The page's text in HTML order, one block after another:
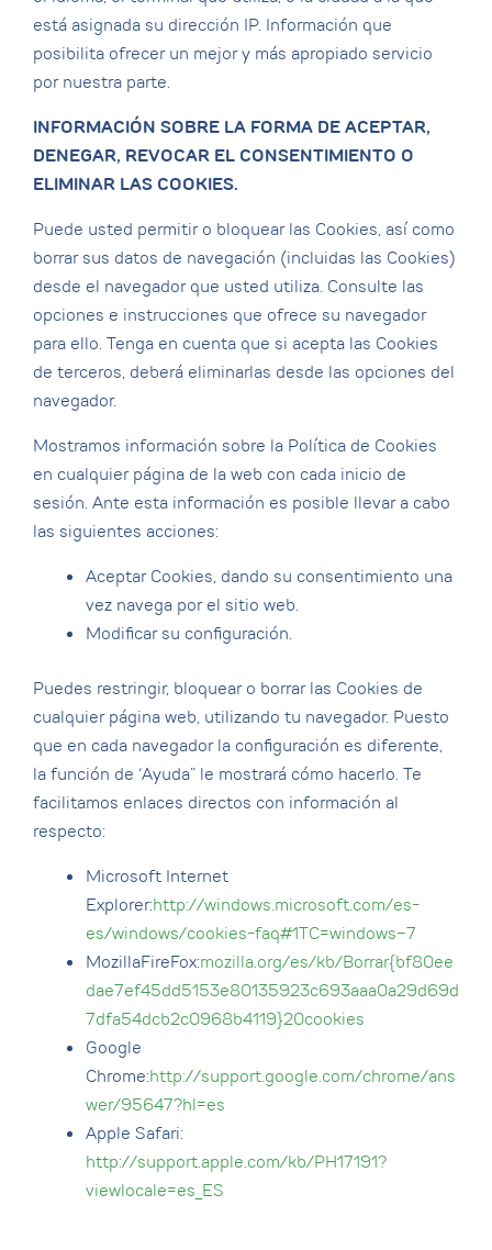
está asignada su dirección IP. Información que
posibilita ofrecer un mejor y más apropiado servicio
por nuestra parte.
INFORMACIÓN SOBRE LA FORMA DE ACEPTAR,
DENEGAR, REVOCAR EL CONSENTIMIENTO O
ELIMINAR LAS COOKIES.
Puede usted permitir o bloquear las Cookies, así como
borrar sus datos de navegación (incluidas las Cookies)
desde el navegador que usted utiliza. Consulte las
opciones e instrucciones que ofrece su navegador
para ello. Tenga en cuenta que si acepta las Cookies
de terceros, deberá eliminarlas desde las opciones del
navegador.
Mostramos información sobre la Política de Cookies
en cualquier página de la web con cada inicio de
sesión. Ante esta información es posible llevar a cabo
las siguientes acciones:
Aceptar Cookies, dando su consentimiento una
vez navega por el sitio web.
Modificar su configuración.
Puedes restringir, bloquear o borrar las Cookies de
cualquier página web, utilizando tu navegador. Puesto
que en cada navegador la configuración es diferente,
la función de ‘Ayuda” le mostrará cómo hacerlo. Te
facilitamos enlaces directos con información al
respecto:
Microsoft Internet
Explorer:http://windows.microsoft.com/es-
es/windows/cookies-faq#1TC=windows-7
MozillaFireFox:mozilla.org/es/kb/Borrar{bf80ee
dae7ef45dd5153e80135923c693aaa0a29d69d
7dfa54dcb2c0968b4119}20cookies
Google
Chrome:http://support.google.com/chrome/ans
wer/95647?hl=es
Apple Safari:
http://support.apple.com/kb/PH17191?
viewlocale=es_ES